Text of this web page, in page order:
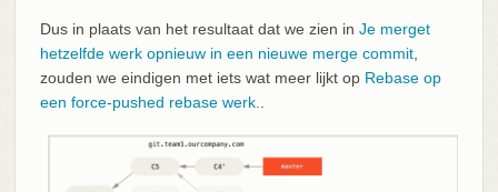
Dus in plaats van het resultaat dat we zien in Je merget
hetzelfde werk opnieuw in een nieuwe merge commit,
zouden we eindigen met iets wat meer lijkt op Rebase op
een force-pushed rebase werk.